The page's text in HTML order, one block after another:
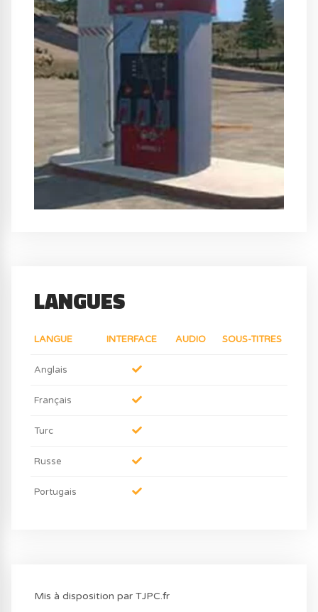
LANGUES
LANGUE INTERFACE AUDIO SOUS-TITRES
Anglais
Français
Turc
Russe
Portugais
Mis à disposition par TJPC.fr